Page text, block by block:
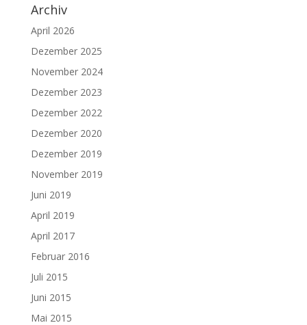
Archiv
April 2026
Dezember 2025
November 2024
Dezember 2023
Dezember 2022
Dezember 2020
Dezember 2019
November 2019
Juni 2019
April 2019
April 2017
Februar 2016
Juli 2015
Juni 2015
Mai 2015